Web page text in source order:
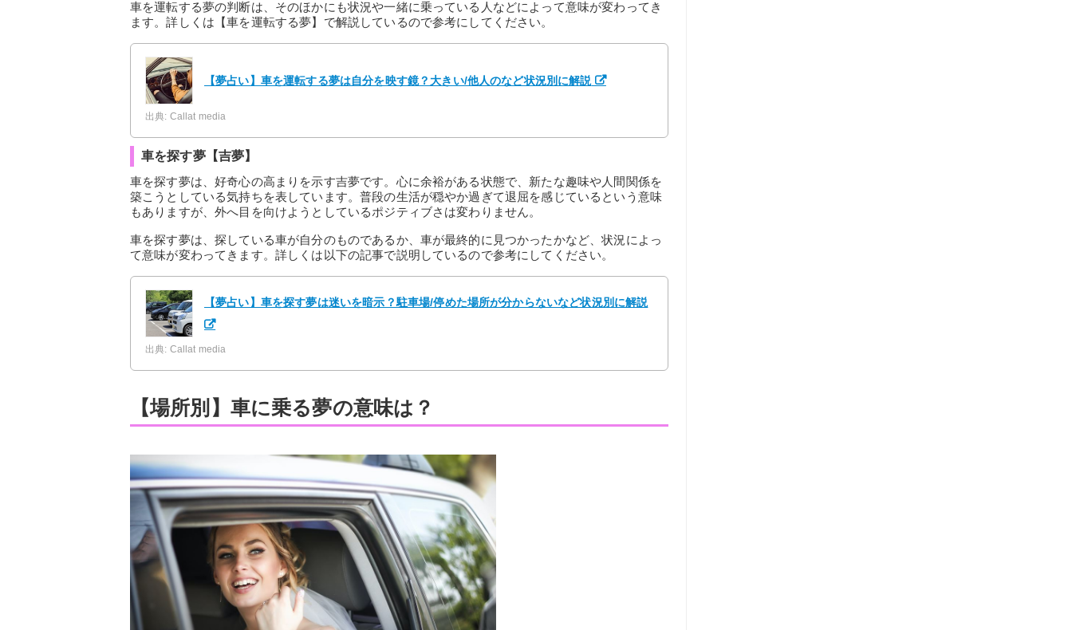
車を運転する夢の判断は、そのほかにも状況や一緒に乗っている人などによって意味が変わってき
ます。詳しくは【車を運転する夢】で解説しているので参考にしてください。
【夢占い】車を運転する夢は自分を映す鏡？大きい/他人のなど状況別に解説
出典: Callat media
車を探す夢【吉夢】
車を探す夢は、好奇心の高まりを示す吉夢です。心に余裕がある状態で、新たな趣味や人間関係を
築こうとしている気持ちを表しています。普段の生活が穏やか過ぎて退屈を感じているという意味
もありますが、外へ目を向けようとしているポジティブさは変わりません。
車を探す夢は、探している車が自分のものであるか、車が最終的に見つかったかなど、状況によっ
て意味が変わってきます。詳しくは以下の記事で説明しているので参考にしてください。
【夢占い】車を探す夢は迷いを暗示？駐車場/停めた場所が分からないなど状況別に解説
出典: Callat media
【場所別】車に乗る夢の意味は？